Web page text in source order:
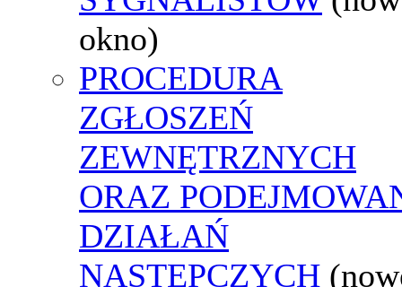
okno)
PROCEDURA
ZGŁOSZEŃ
ZEWNĘTRZNYCH
ORAZ
DZIAŁAŃ
NASTĘPCZYCH